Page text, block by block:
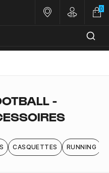
Nos magasins
Customer
0
-
CASQUETTES RUNNING